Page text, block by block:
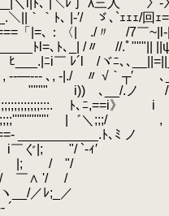
ﾄ､ |＼ﾚ丁 λ三人 〉-
｀ﾄ､ |-′/ ゞ､`ｪｪｪ/回
〈| ./〃 /7￣~|l-
､_| /〃 //.ﾟ"""|| ||ψ
´l /ヾﾆ､､
〃 √｀┬′ ゞ､__`/
､__/.ノ /'""
ﾄ､ﾆ,==i》
|゛＼;;;/
ﾄ､ﾐ ノ
"/ `‐ｨ′ ｀‐´i
"/ ｀'‐λ
∧ '/ /
ﾚ;_／